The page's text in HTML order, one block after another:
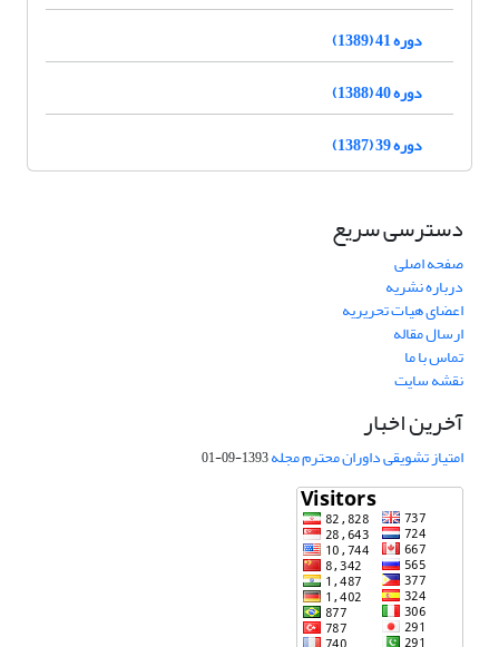
دوره 41 (1389)
دوره 40 (1388)
دوره 39 (1387)
دسترسی سریع
صفحه اصلی
درباره نشریه
اعضای هیات تحریریه
ارسال مقاله
تماس با ما
نقشه سایت
آخرین اخبار
امتیاز تشویقی داوران محترم مجله1393-09-01